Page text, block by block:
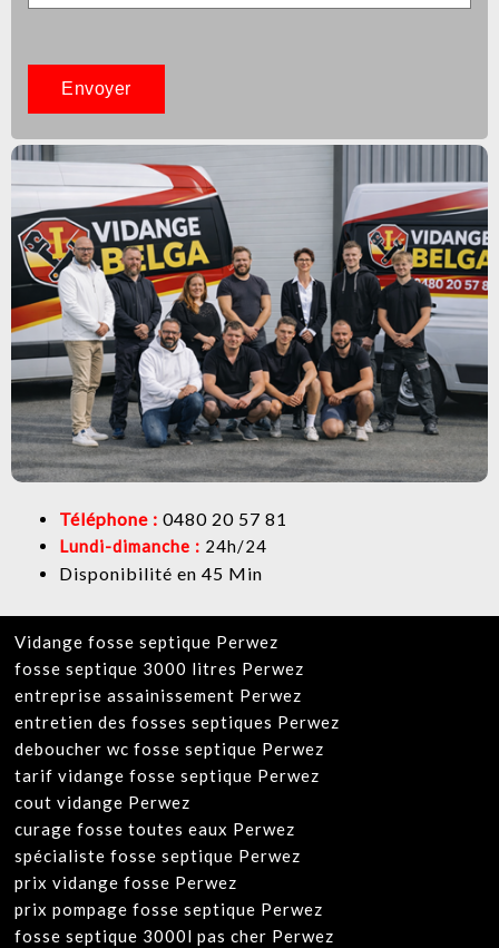
Téléphone : 0480 20 57 81
Lundi-dimanche : 24h/24
Disponibilité en 45 Min
Vidange fosse septique Perwez
fosse septique 3000 litres Perwez
entreprise assainissement Perwez
entretien des fosses septiques Perwez
deboucher wc fosse septique Perwez
tarif vidange fosse septique Perwez
cout vidange Perwez
curage fosse toutes eaux Perwez
spécialiste fosse septique Perwez
prix vidange fosse Perwez
prix pompage fosse septique Perwez
fosse septique 3000l pas cher Perwez